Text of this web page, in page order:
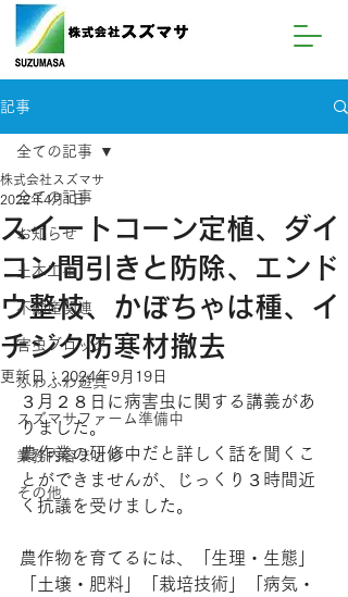
記事
全ての記事
お知らせ
土木工事
不動産関連
害虫ブロック
ふわふわ遊具
スズマサファーム準備中
業務内容まとめ
その他
全ての記事
スイートコーン定植、ダイ
コン間引きと防除、エンド
ウ整枝、かぼちゃは種、イ
チジク防寒材撤去
株式会社スズマサ
2022年4月1日
更新日： 2024年9月19日
３月２８日に病害虫に関する講義があ
りました。
農作業の研修中だと詳しく話を聞くこ
とができませんが、じっくり３時間近
く抗議を受けました。
農作物を育てるには、「生理・生態」
「土壌・肥料」「栽培技術」「病気・